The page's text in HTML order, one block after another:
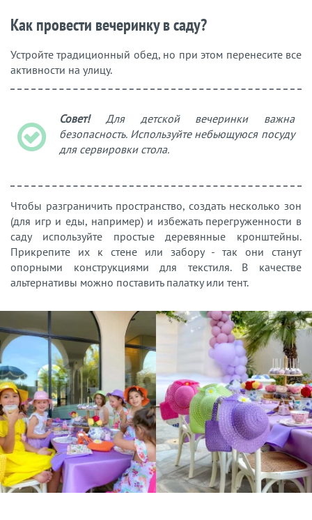
Как провести вечеринку в саду?
Устройте традиционный обед, но при этом перенесите все
активности на улицу.
Совет!Для детской вечеринки важна
безопасность. Используйте небьющуюся посуду
для сервировки стола.
Чтобы разграничить пространство, создать несколько зон
(для игр и еды, например) и избежать перегруженности в
саду используйте простые деревянные кронштейны.
Прикрепите их к стене или забору - так они станут
опорными конструкциями для текстиля. В качестве
альтернативы можно поставить палатку или тент.